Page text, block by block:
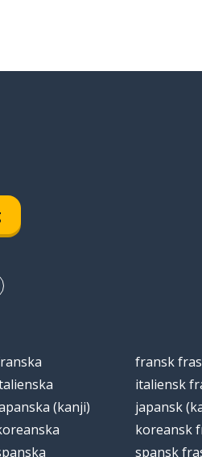
(kanji)
fransk
italiensk
japansk
koreansk
spansk